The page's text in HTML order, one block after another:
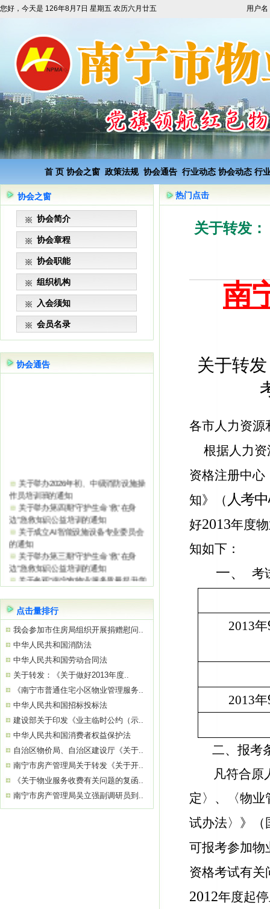
您好，今天是 126年8月7日 星期五 农历六月廿五 用户名
首 页 协会之窗 政策法规 协会通告 行业动态 协会动态 行
协会之窗
协会简介
协会章程
协会职能
组织机构
入会须知
会员名录
协会通告
作员培训班的通知
关于举办第四期“守护生命 ‘救’在身
边”急救知识公益培训的通知
关于成立AI智能设施设备专业委员会
的通知
关于举办第三期“守护生命 ‘救’在身
边”急救知识公益培训的通知
关于参观“南宁市物业服务质量提升学
习基地”——南宁绿地璞悦公馆的通知
关于举办2026年初、中级消防设施操
作员
关于参观“南宁市物业服务质量提升学
习基地”——南宁中国太平金融大厦的通
关于举办“巧用心理学 让沟通更简单高
效”公益培训的通知
点击量排行
我会参加市住房局组织开展捐赠慰问..
中华人民共和国消防法
中华人民共和国劳动合同法
关于转发：《关于做好2013年度..
《南宁市普通住宅小区物业管理服务..
中华人民共和国招标投标法
建设部关于印发《业主临时公约（示..
中华人民共和国消费者权益保护法
自治区物价局、自治区建设厅《关于..
南宁市房产管理局关于转发《关于开..
《关于物业服务收费有关问题的复函..
南宁市房产管理局吴立强副调研员到..
热门点击
关于转发
南
关于转
各市人力资源
根据人力
资格注册中心
知》（ 人考
好2013年度
知如下：
一、 考
2013年
2013年
二、报考
凡符合原
定〉、〈物业
试办法〉》（
可报考参加物
资格考试有关
2012年度起